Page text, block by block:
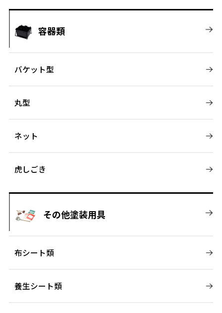
容器類
バケット型
丸型
ネット
虎しごき
その他塗装用具
布シート類
養生シート類